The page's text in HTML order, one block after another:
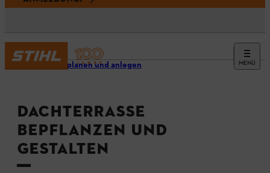
MENÜ
Garten planen und anlegen
DACHTERRASSE
BEPFLANZEN UND
GESTALTEN